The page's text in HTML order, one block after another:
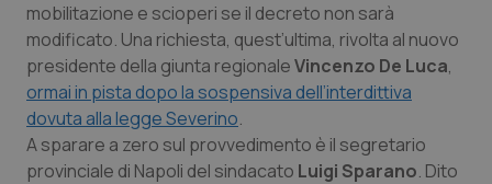
Provincia Autonoma di Bolzano
Provincia Autonoma di Trento
Puglia
Infezioni & Febbre
Ipertensione & Scompenso
Malattie rare
mobilitazione e scioperi se il decreto non sarà
modificato. Una richiesta, quest’ultima, rivolta al nuovo
presidente della giunta regionaleVincenzo De Luca,
ormai in pista dopo la sospensiva dell’interdittiva
dovuta alla legge Severino.
A sparare a zero sul provvedimento è il segretario
provinciale di Napoli del sindacato Luigi Sparano. Dito